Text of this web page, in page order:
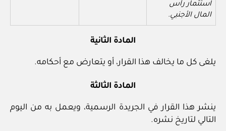
استثمار رأس
المال الأجنبي.
المادة الثانية
يلغى كل ما يخالف هذا القرار، أو يتعارض مع أحكامه.
المادة الثالثة
ينشر هذا القرار في الجريدة الرسمية، ويعمل به من اليوم
التالي لتاريخ نشره.